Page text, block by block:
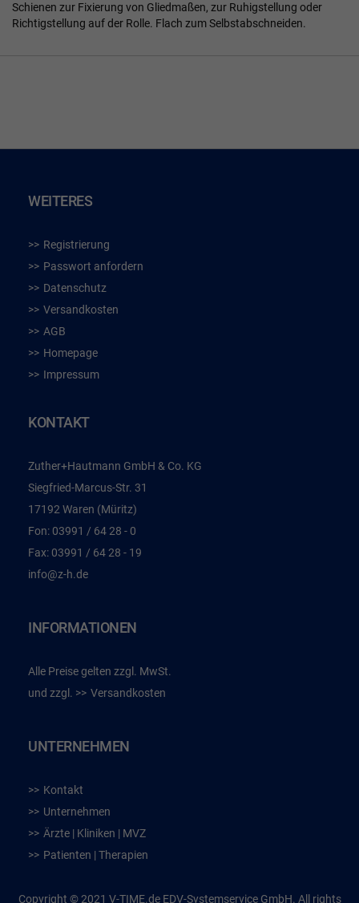
Schienen zur Fixierung von Gliedmaßen, zur Ruhigstellung oder
Richtigstellung auf der Rolle. Flach zum Selbstabschneiden.
WEITERES
Registrierung
Passwort anfordern
Datenschutz
Versandkosten
AGB
Homepage
Impressum
KONTAKT
Zuther+Hautmann GmbH & Co. KG
Siegfried-Marcus-Str. 31
17192 Waren (Müritz)
Fon: 03991 / 64 28 - 0
Fax: 03991 / 64 28 - 19
info@z-h.de
INFORMATIONEN
Alle Preise gelten zzgl. MwSt.
und zzgl.
Versandkosten
UNTERNEHMEN
Kontakt
Unternehmen
Ärzte | Kliniken | MVZ
Patienten | Therapien
Copyright © 2021 V-TIME.de EDV-Systemservice GmbH. All rights